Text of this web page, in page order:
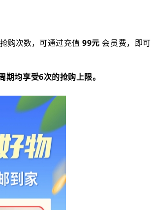
购次数， 可通过充值99元 会员费，即可
均享受6次的抢购上限。